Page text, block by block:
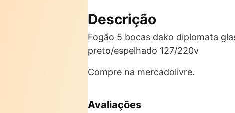
Descrição
Fogão 5 bocas dako diplomata
preto/espelhado 127/220v
Compre na mercadolivre.
Avaliações